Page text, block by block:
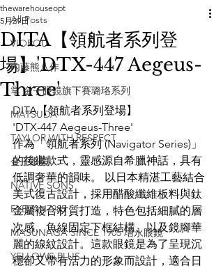
All Posts
VIOROU
內藤熊八作
掌 金子眼鏡旗下賽璐珞系列
MATSUDA
TAYLOR WITH RESPECT
金子眼鏡
NATIVE SONS
EYEVAN7285
MASUNAGA SINCE 1905 增永眼鏡
YELLOWS PLUS
DITA【領航者系列登
場】'DTX-447 Aegeus-
Three'
thewarehouseopt
5月29日
DITA【領航者系列登場】
'DTX-447 Aegeus-Three'
作為「領航者系列 (Navigator Series)」
的後繼款式，靈感源自希臘神話，具有
低調奢華的韻味。 以日本精湛工藝結合
美式復古設計，採用醋酸纖維板料與鈦
金屬複合材質打造，特色包括細膩的層
次感、魚線固定下框結構、以及鏡腳華
麗的線紋設計。這款眼鏡是為了呈現沉
穩卻又帶有活力的形象而設計，適合日